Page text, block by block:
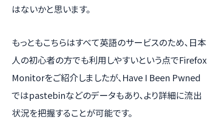
はないかと思います。
もっともこちらはすべて英語のサービスのため、日本
人の初心者の方でも利用しやすいという点でFirefox
Monitorをご紹介しましたが、Have I Been Pwned
ではpastebinなどのデータもあり、より詳細に流出
状況を把握することが可能です。